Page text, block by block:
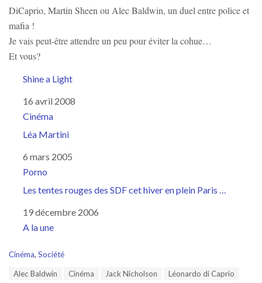
DiCaprio, Martin Sheen ou Alec Baldwin, un duel entre police et
mafia !
Je vais peut-être attendre un peu pour éviter la cohue…
Et vous?
Shine a Light
Date
16 avril 2008
Par rapport à
Cinéma
Léa Martini
Date
6 mars 2005
Par rapport à
Porno
Les tentes rouges des SDF cet hiver en plein Paris …
Date
19 décembre 2006
Par rapport à
A la une
C
Cinéma, Société
Alec Baldwin Cinéma Jack Nicholson
Léonardo di Caprio